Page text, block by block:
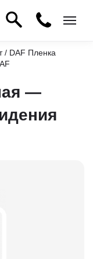
/ DAF Пленка
—